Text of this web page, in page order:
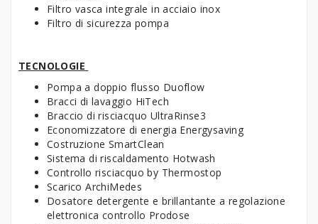
Filtro vasca integrale in acciaio inox
Filtro di sicurezza pompa
TECNOLOGIE
Pompa a doppio flusso Duoflow
Bracci di lavaggio HiTech
Braccio di risciacquo UltraRinse3
Economizzatore di energia Energysaving
Costruzione SmartClean
Sistema di riscaldamento Hotwash
Controllo risciacquo by Thermostop
Scarico ArchiMedes
Dosatore detergente e brillantante a regolazione
elettronica controllo Prodose